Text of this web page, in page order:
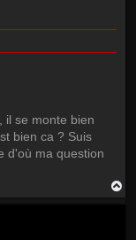
il se monte bien
bien ca ? Suis
d'où ma question